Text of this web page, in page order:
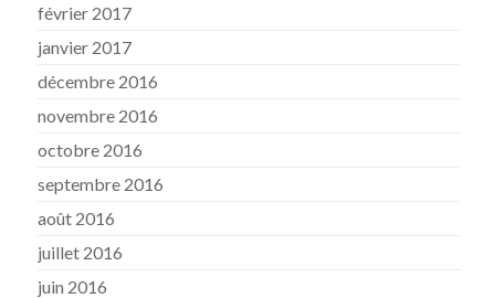
février 2017
janvier 2017
décembre 2016
novembre 2016
octobre 2016
septembre 2016
août 2016
juillet 2016
juin 2016